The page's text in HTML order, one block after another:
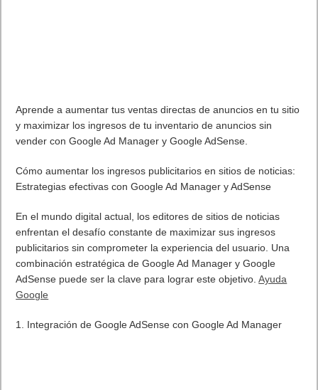
Aprende a aumentar tus ventas directas de anuncios en tu sitio
y maximizar los ingresos de tu inventario de anuncios sin
vender con Google Ad Manager y Google AdSense.
Cómo aumentar los ingresos publicitarios en sitios de noticias:
Estrategias efectivas con Google Ad Manager y AdSense
En el mundo digital actual, los editores de sitios de noticias
enfrentan el desafío constante de maximizar sus ingresos
publicitarios sin comprometer la experiencia del usuario. Una
combinación estratégica de Google Ad Manager y Google
AdSense puede ser la clave para lograr este objetivo.Ayuda
Google
1. Integración de Google AdSense con Google Ad Manager